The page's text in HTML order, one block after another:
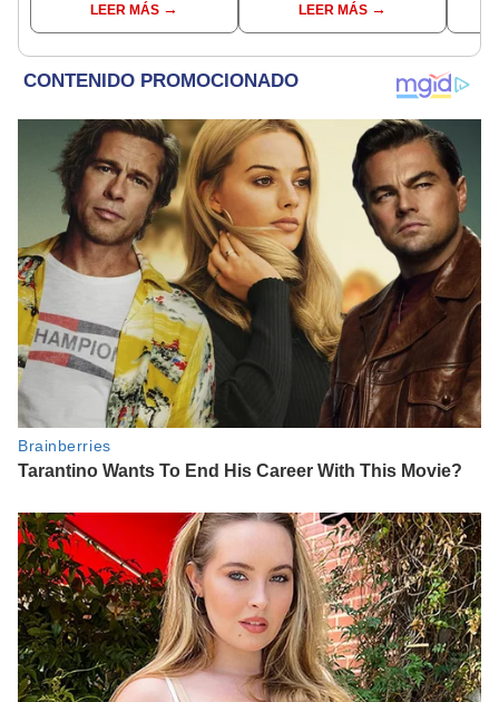
conoce las fechas de
depósito
LEER MÁS
EjecutivoLEER MÁS